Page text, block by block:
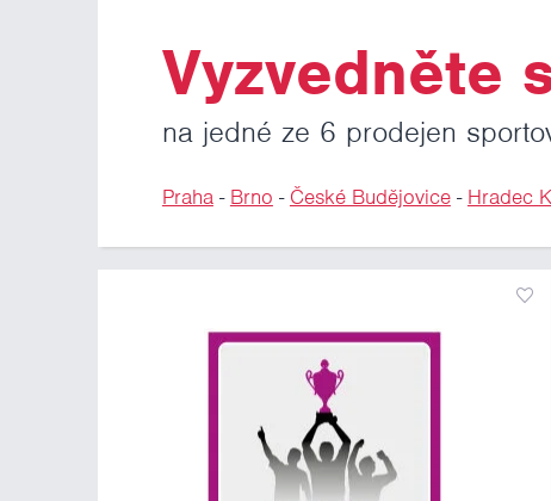
Vyzvedněte
na jedné ze 6 prodejen
Praha- Brno - České Budějovice- Hradec